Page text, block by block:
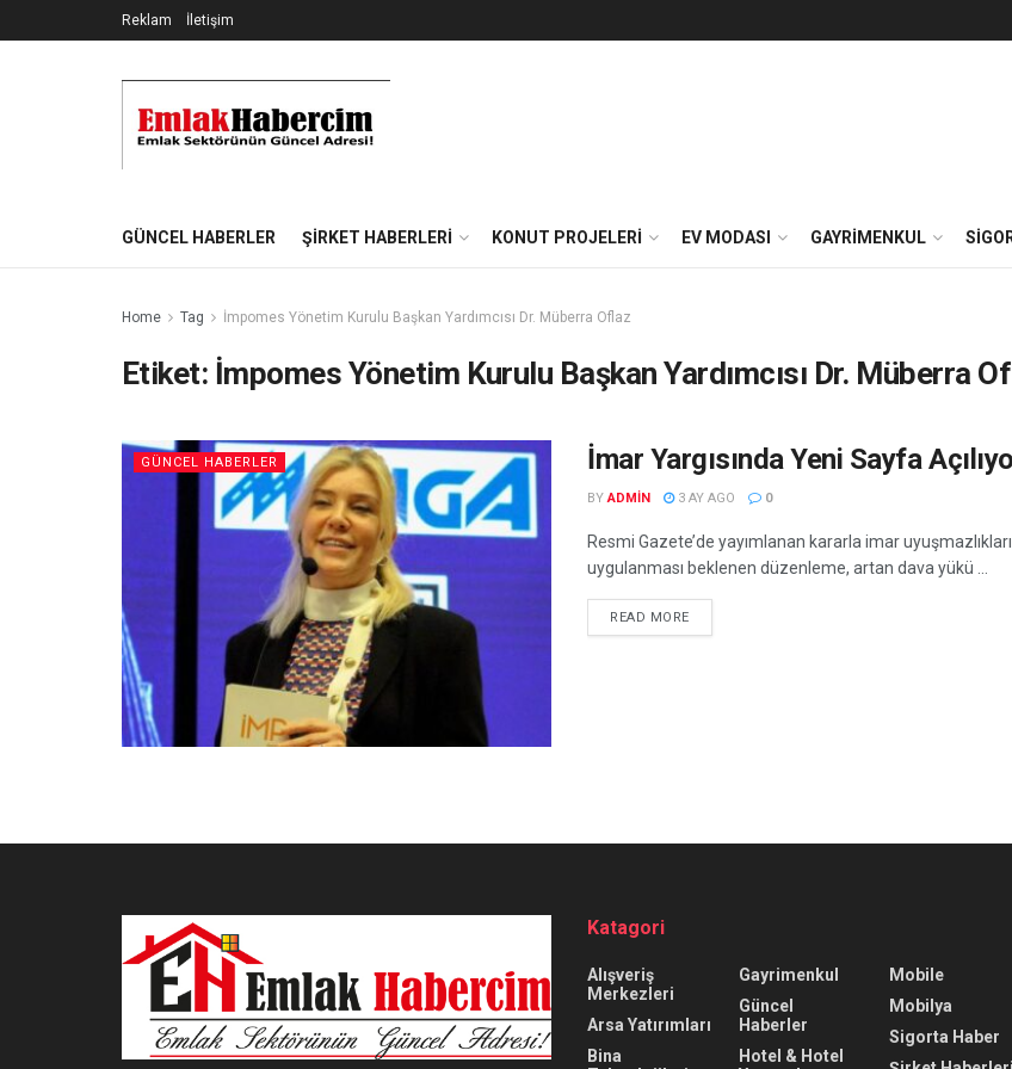
Reklam İletişim
GÜNCEL HABERLER ŞIRKET HABERLERI KONUT PROJELERI EV MODASI GAYRIMENKUL
Home Tag İmpomes Yönetim Kurulu Başkan Yardımcısı Dr. Müberra Oflaz
Etiket: İmpomes Yönetim Kurulu Başkan Yardımcısı Dr. Müberra
GÜNCEL HABERLER İmar Yargısında Yeni Sayfa
BY ADMIN 3 AY AGO 0
Resmi Gazete’de yayımlanan kararla imar
uygulanması beklenen düzenleme, artan dava yükü ...
READ MORE
Katagori
Alışveriş
Merkezleri
Arsa Yatırımları
Bina
Gayrimenkul
Güncel
Haberler
Hotel & Hotel
Mobile
Mobilya
Sigorta Haber